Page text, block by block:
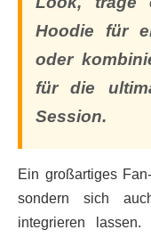
Hoodie für
oder
für die
Session.
Ein großartiges
sondern sich
integrieren